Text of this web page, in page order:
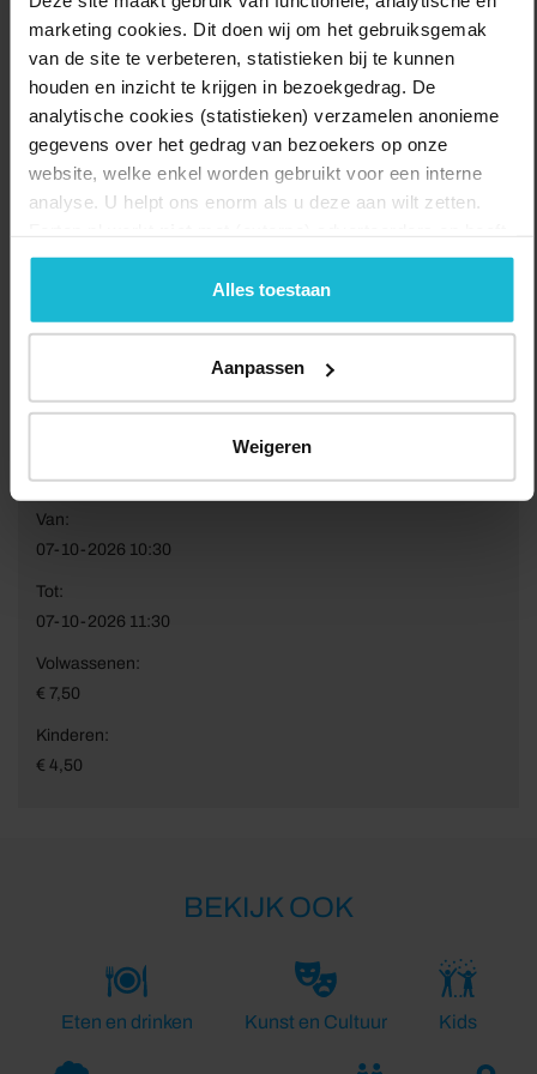
marketing cookies. Dit doen wij om het gebruiksgemak
van de site te verbeteren, statistieken bij te kunnen
houden en inzicht te krijgen in bezoekgedrag. De
analytische cookies (statistieken) verzamelen anonieme
gegevens over het gedrag van bezoekers op onze
website, welke enkel worden gebruikt voor een interne
analyse. U helpt ons enorm als u deze aan wilt zetten.
geen commerciële doelstelling. U kunt deze cookies via
de knoppen accepteren, beheren of weigeren.
Alles toestaan
Aanpassen
Weigeren
Bezoek de website Delen:
Van:
07-10-2026 10:30
Tot:
07-10-2026 11:30
Volwassenen:
€ 7,50
Kinderen:
€ 4,50
BEKIJK OOK
Eten en drinken Kunst en Cultuur Kids